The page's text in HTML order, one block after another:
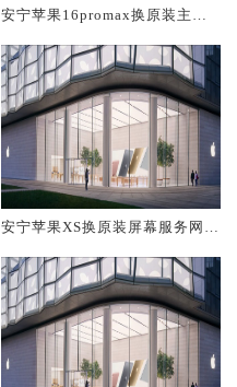
安宁苹果16promax换原装主板
安宁苹果XS换原装屏幕服务网点